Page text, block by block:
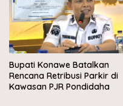
Bupati Konawe Batalkan
Rencana Retribusi Parkir di
Kawasan PJR Pondidaha